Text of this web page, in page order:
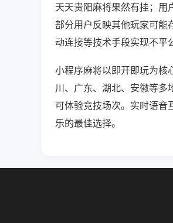
天天贵阳麻将果然有挂；用
部分用户反映其他玩家可能
动连接等技术手段实现不平
小程序麻将以即开即玩为核
川、广东、湖北、安徽等多
可体验竞技场次。实时语音
乐的最佳选择。